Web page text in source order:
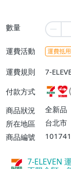
數量
運費活動 運費抵
運費規則
7-
或消費
不付款
運費
費】、
付款方式
商品狀況
全新品
所在地區
台北市
商品編號
7-ELEVEN